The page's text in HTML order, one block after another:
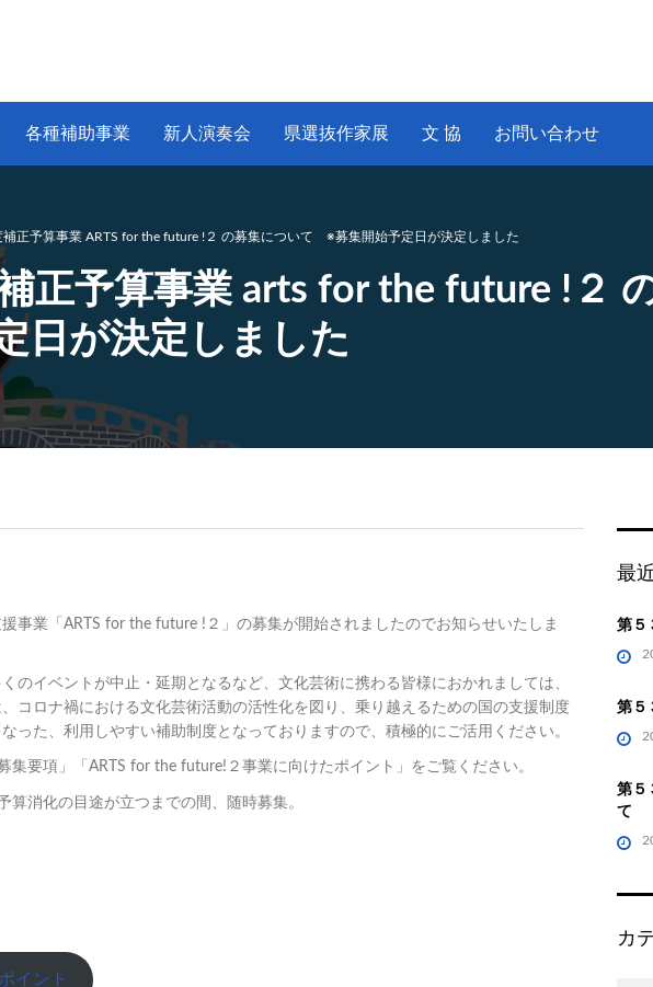
各種補助事業 新人演奏会 県選抜作家展 文 協 お問い合わせ
補正予算事業 ARTS for the future !２ の募集について ※募集開始予定日が決定しました
正予算事業 arts for the future !２
が決定しました
事業「ARTS for the future !２」の募集が開始されましたのでお知らせいたしま
のイベントが中止・延期となるなど、文化芸術に携わる皆様におかれましては、
コロナ禍における文化芸術活動の活性化を図り、乗り越えるための国の支援制度
った、利用しやすい補助制度となっておりますので、積極的にご活用ください。
要項」「ARTS for the future!２事業に向けたポイント」をご覧ください。
算消化の目途が立つまでの間、随時募集。
イント
最
第５
第５
第
て
カ